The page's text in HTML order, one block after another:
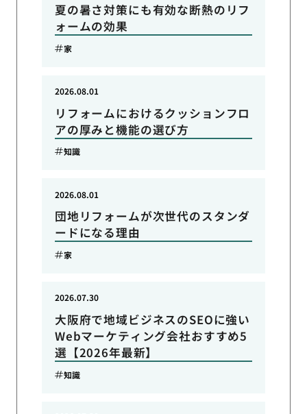
夏の暑さ対策にも有効な断熱のリフ
ォームの効果
家
リフォームにおけるクッションフロ
アの厚みと機能の選び方
2026.08.01
知識
団地リフォームが次世代のスタンダ
ードになる理由
2026.08.01
家
大阪府で地域ビジネスのSEOに強い
Webマーケティング会社おすすめ5
選【2026年最新】
2026.07.30
知識